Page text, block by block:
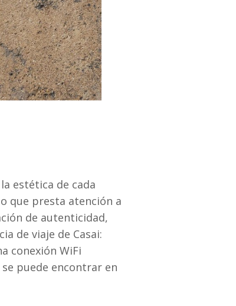
estética de cada
que presta atención a
de autenticidad,
de viaje de Casai:
conexión WiFi
puede encontrar en